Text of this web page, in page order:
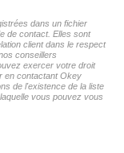
dans un fichier
de contact. Elles sont
client dans le respect
conseillers
exercer votre droit
en contactant Okey
de l'existence de la liste
vous pouvez vous